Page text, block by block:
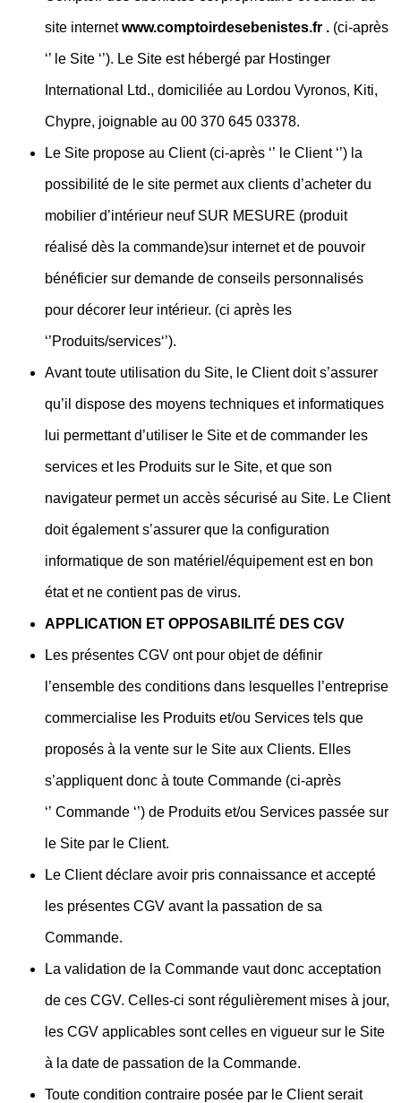
site internetwww.comptoirdesebenistes.fr . (ci-après
‘’ le Site ‘’). Le Site est hébergé par Hostinger
International Ltd., domiciliée au Lordou Vyronos, Kiti,
Chypre, joignable au 00 370 645 03378.
Le Site propose au Client (ci-après ‘’ le Client ‘’) la
possibilité de le site permet aux clients d’acheter du
mobilier d’intérieur neuf SUR MESURE (produit
réalisé dès la commande)sur internet et de pouvoir
bénéficier sur demande de conseils personnalisés
pour décorer leur intérieur. (ci après les
‘’Produits/services‘’).
Avant toute utilisation du Site, le Client doit s’assurer
qu’il dispose des moyens techniques et informatiques
lui permettant d’utiliser le Site et de commander les
services et les Produits sur le Site, et que son
navigateur permet un accès sécurisé au Site. Le Client
doit également s’assurer que la configuration
informatique de son matériel/équipement est en bon
état et ne contient pas de virus.
APPLICATION ET OPPOSABILITÉ DES CGV
Les présentes CGV ont pour objet de définir
l’ensemble des conditions dans lesquelles l’entreprise
commercialise les Produits et/ou Services tels que
proposés à la vente sur le Site aux Clients. Elles
s’appliquent donc à toute Commande (ci-après
‘’ Commande ‘’) de Produits et/ou Services passée sur
le Site par le Client.
Le Client déclare avoir pris connaissance et accepté
les présentes CGV avant la passation de sa
Commande.
La validation de la Commande vaut donc acceptation
de ces CGV. Celles-ci sont régulièrement mises à jour,
les CGV applicables sont celles en vigueur sur le Site
à la date de passation de la Commande.
Toute condition contraire posée par le Client serait